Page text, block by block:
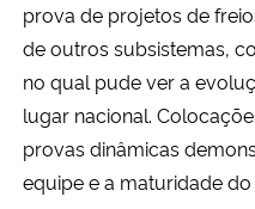
prova de projetos de
de outros subsistemas,
no qual pude ver a
lugar nacional.
provas dinâmicas
equipe e a maturidade do